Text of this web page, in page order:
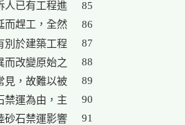
人已有工程進
而趕工，全然
別於建築工程
而改變原始之
見，故難以被
禁運為由，主
砂石禁運影響
85
86
87
88
89
90
91